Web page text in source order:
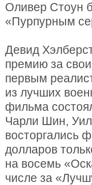
Оливер Стоун
«Пурпурным
Девид
премию за
первым
из лучших
фильма
Чарли Шин,
восторгались
долларов
на восемь
числе за